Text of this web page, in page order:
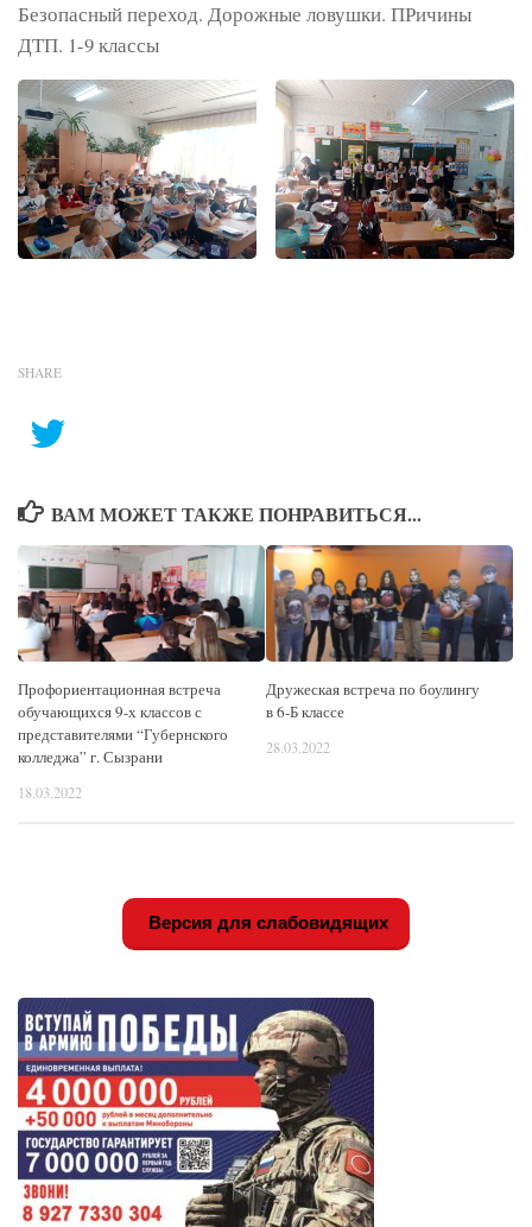
Безопасный переход. Дорожные ловушки. ПРичины
ДТП. 1-9 классы
SHARE
ВАМ МОЖЕТ ТАКЖЕ ПОНРАВИТЬСЯ...
Профориентационная встреча
обучающихся 9-х классов с
представителями “Губернского
колледжа” г. Сызрани
18.03.2022
Дружеская встреча по боулингу
в 6-Б классе
28.03.2022
Версия для слабовидящих